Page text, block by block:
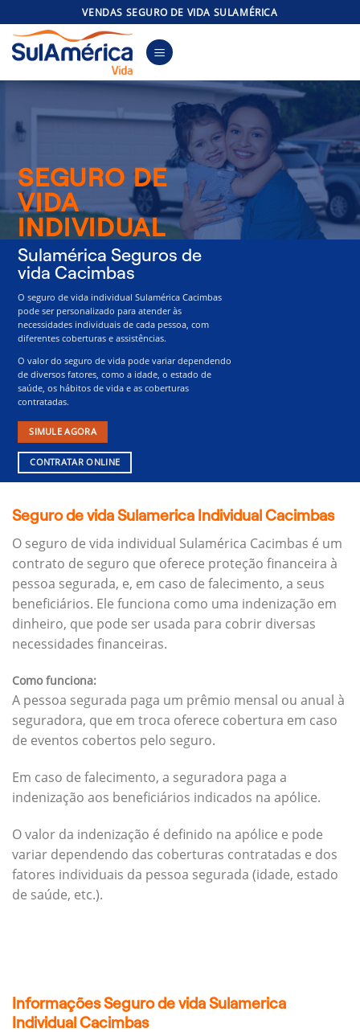
to
content
VENDAS SEGURO DE VIDA SULAMÉRICA
SEGURO DE
VIDA
INDIVIDUAL
Sulamérica Seguros de
vida Cacimbas
O seguro de vida individual Sulamérica Cacimbas
pode ser personalizado para atender às
necessidades individuais de cada pessoa, com
diferentes coberturas e assistências.
O valor do seguro de vida pode variar dependendo
de diversos fatores, como a idade, o estado de
saúde, os hábitos de vida e as coberturas
contratadas.
SIMULE AGORA
CONTRATAR ONLINE
Seguro de vida Sulamerica Individual Cacimbas
O seguro de vida individual Sulamérica Cacimbas é um
contrato de seguro que oferece proteção financeira à
pessoa segurada, e, em caso de falecimento, a seus
beneficiários. Ele funciona como uma indenização em
dinheiro, que pode ser usada para cobrir diversas
necessidades financeiras.
Como funciona:
A pessoa segurada paga um prêmio mensal ou anual à
seguradora, que em troca oferece cobertura em caso
de eventos cobertos pelo seguro.
Em caso de falecimento, a seguradora paga a
indenização aos beneficiários indicados na apólice.
O valor da indenização é definido na apólice e pode
variar dependendo das coberturas contratadas e dos
fatores individuais da pessoa segurada (idade, estado
de saúde, etc.).
Informações Seguro de vida Sulamerica
Individual Cacimbas